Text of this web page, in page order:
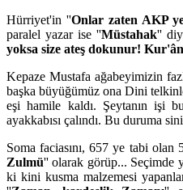
Hürriyet'in ''Onlar zaten AKP
paralel yazar ise ''Müstahak''
yoksa size ateş dokunur!
Kepaze Mustafa ağabeyimizin
başka büyüğümüz ona Dini
eşi hamile kaldı. Şeytanın işi
ayakkabısı çalındı. Bu duruma
Soma faciasını, 657 ye tabi
Zulmü'' olarak görüp... Seçimde
ki kini kusma malzemesi